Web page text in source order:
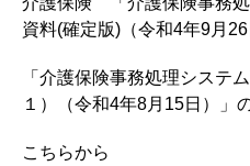
資料(確定版)（令和4年9月
「介護保険事務処理システ
１）（令和4年8月15日）」
こちらから